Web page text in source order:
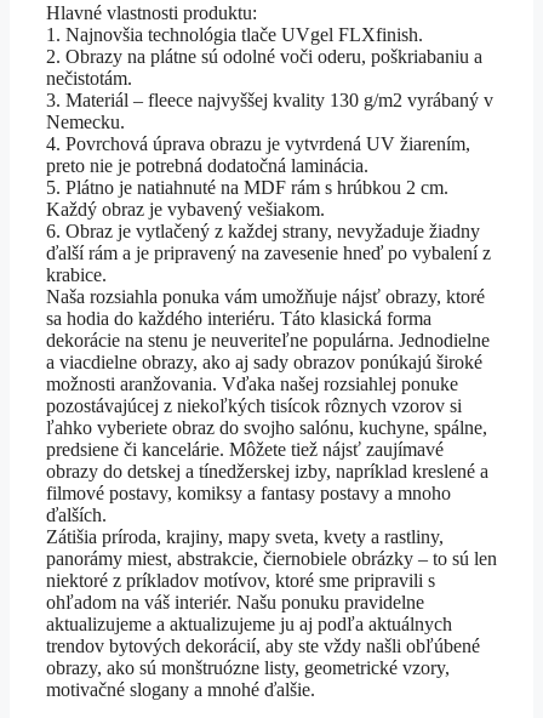
Hlavné vlastnosti produktu:
1. Najnovšia technológia tlače UVgel FLXfinish.
2. Obrazy na plátne sú odolné voči oderu, poškriabaniu a
nečistotám.
3. Materiál – fleece najvyššej kvality 130 g/m2 vyrábaný v
Nemecku.
4. Povrchová úprava obrazu je vytvrdená UV žiarením,
preto nie je potrebná dodatočná laminácia.
5. Plátno je natiahnuté na MDF rám s hrúbkou 2 cm.
Každý obraz je vybavený vešiakom.
6. Obraz je vytlačený z každej strany, nevyžaduje žiadny
ďalší rám a je pripravený na zavesenie hneď po vybalení z
krabice.
Naša rozsiahla ponuka vám umožňuje nájsť obrazy, ktoré
sa hodia do každého interiéru. Táto klasická forma
dekorácie na stenu je neuveriteľne populárna. Jednodielne
a viacdielne obrazy, ako aj sady obrazov ponúkajú široké
možnosti aranžovania. Vďaka našej rozsiahlej ponuke
pozostávajúcej z niekoľkých tisícok rôznych vzorov si
ľahko vyberiete obraz do svojho salónu, kuchyne, spálne,
predsiene či kancelárie. Môžete tiež nájsť zaujímavé
obrazy do detskej a tínedžerskej izby, napríklad kreslené a
filmové postavy, komiksy a fantasy postavy a mnoho
ďalších.
Zátišia príroda, krajiny, mapy sveta, kvety a rastliny,
panorámy miest, abstrakcie, čiernobiele obrázky – to sú len
niektoré z príkladov motívov, ktoré sme pripravili s
ohľadom na váš interiér. Našu ponuku pravidelne
aktualizujeme a aktualizujeme ju aj podľa aktuálnych
trendov bytových dekorácií, aby ste vždy našli obľúbené
obrazy, ako sú monštruózne listy, geometrické vzory,
motivačné slogany a mnohé ďalšie.